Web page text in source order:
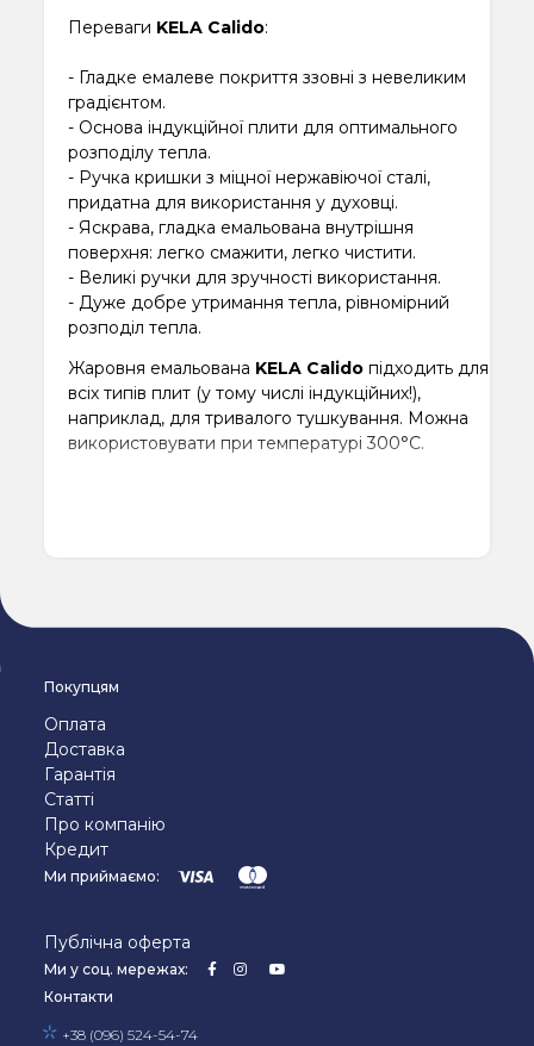
Переваги KELA Calido:
- Гладке емалеве покриття ззовні з невеликим
градієнтом.
- Основа індукційної плити для оптимального
розподілу тепла.
- Ручка кришки з міцної нержавіючої сталі,
придатна для використання у духовці.
- Яскрава, гладка емальована внутрішня
поверхня: легко смажити, легко чистити.
- Великі ручки для зручності використання.
- Дуже добре утримання тепла, рівномірний
розподіл тепла.
Жаровня емальована KELA Calido підходить для
всіх типів плит (у тому числі індукційних!),
наприклад, для тривалого тушкування. Можна
використовувати при температурі 300°C.
Покупцям
Оплата
Доставка
Гарантія
Статті
Про компанію
Кредит
Ми приймаємо:
Публічна оферта
Ми у соц. мережах:
Контакти
+38 (096) 524-54-74